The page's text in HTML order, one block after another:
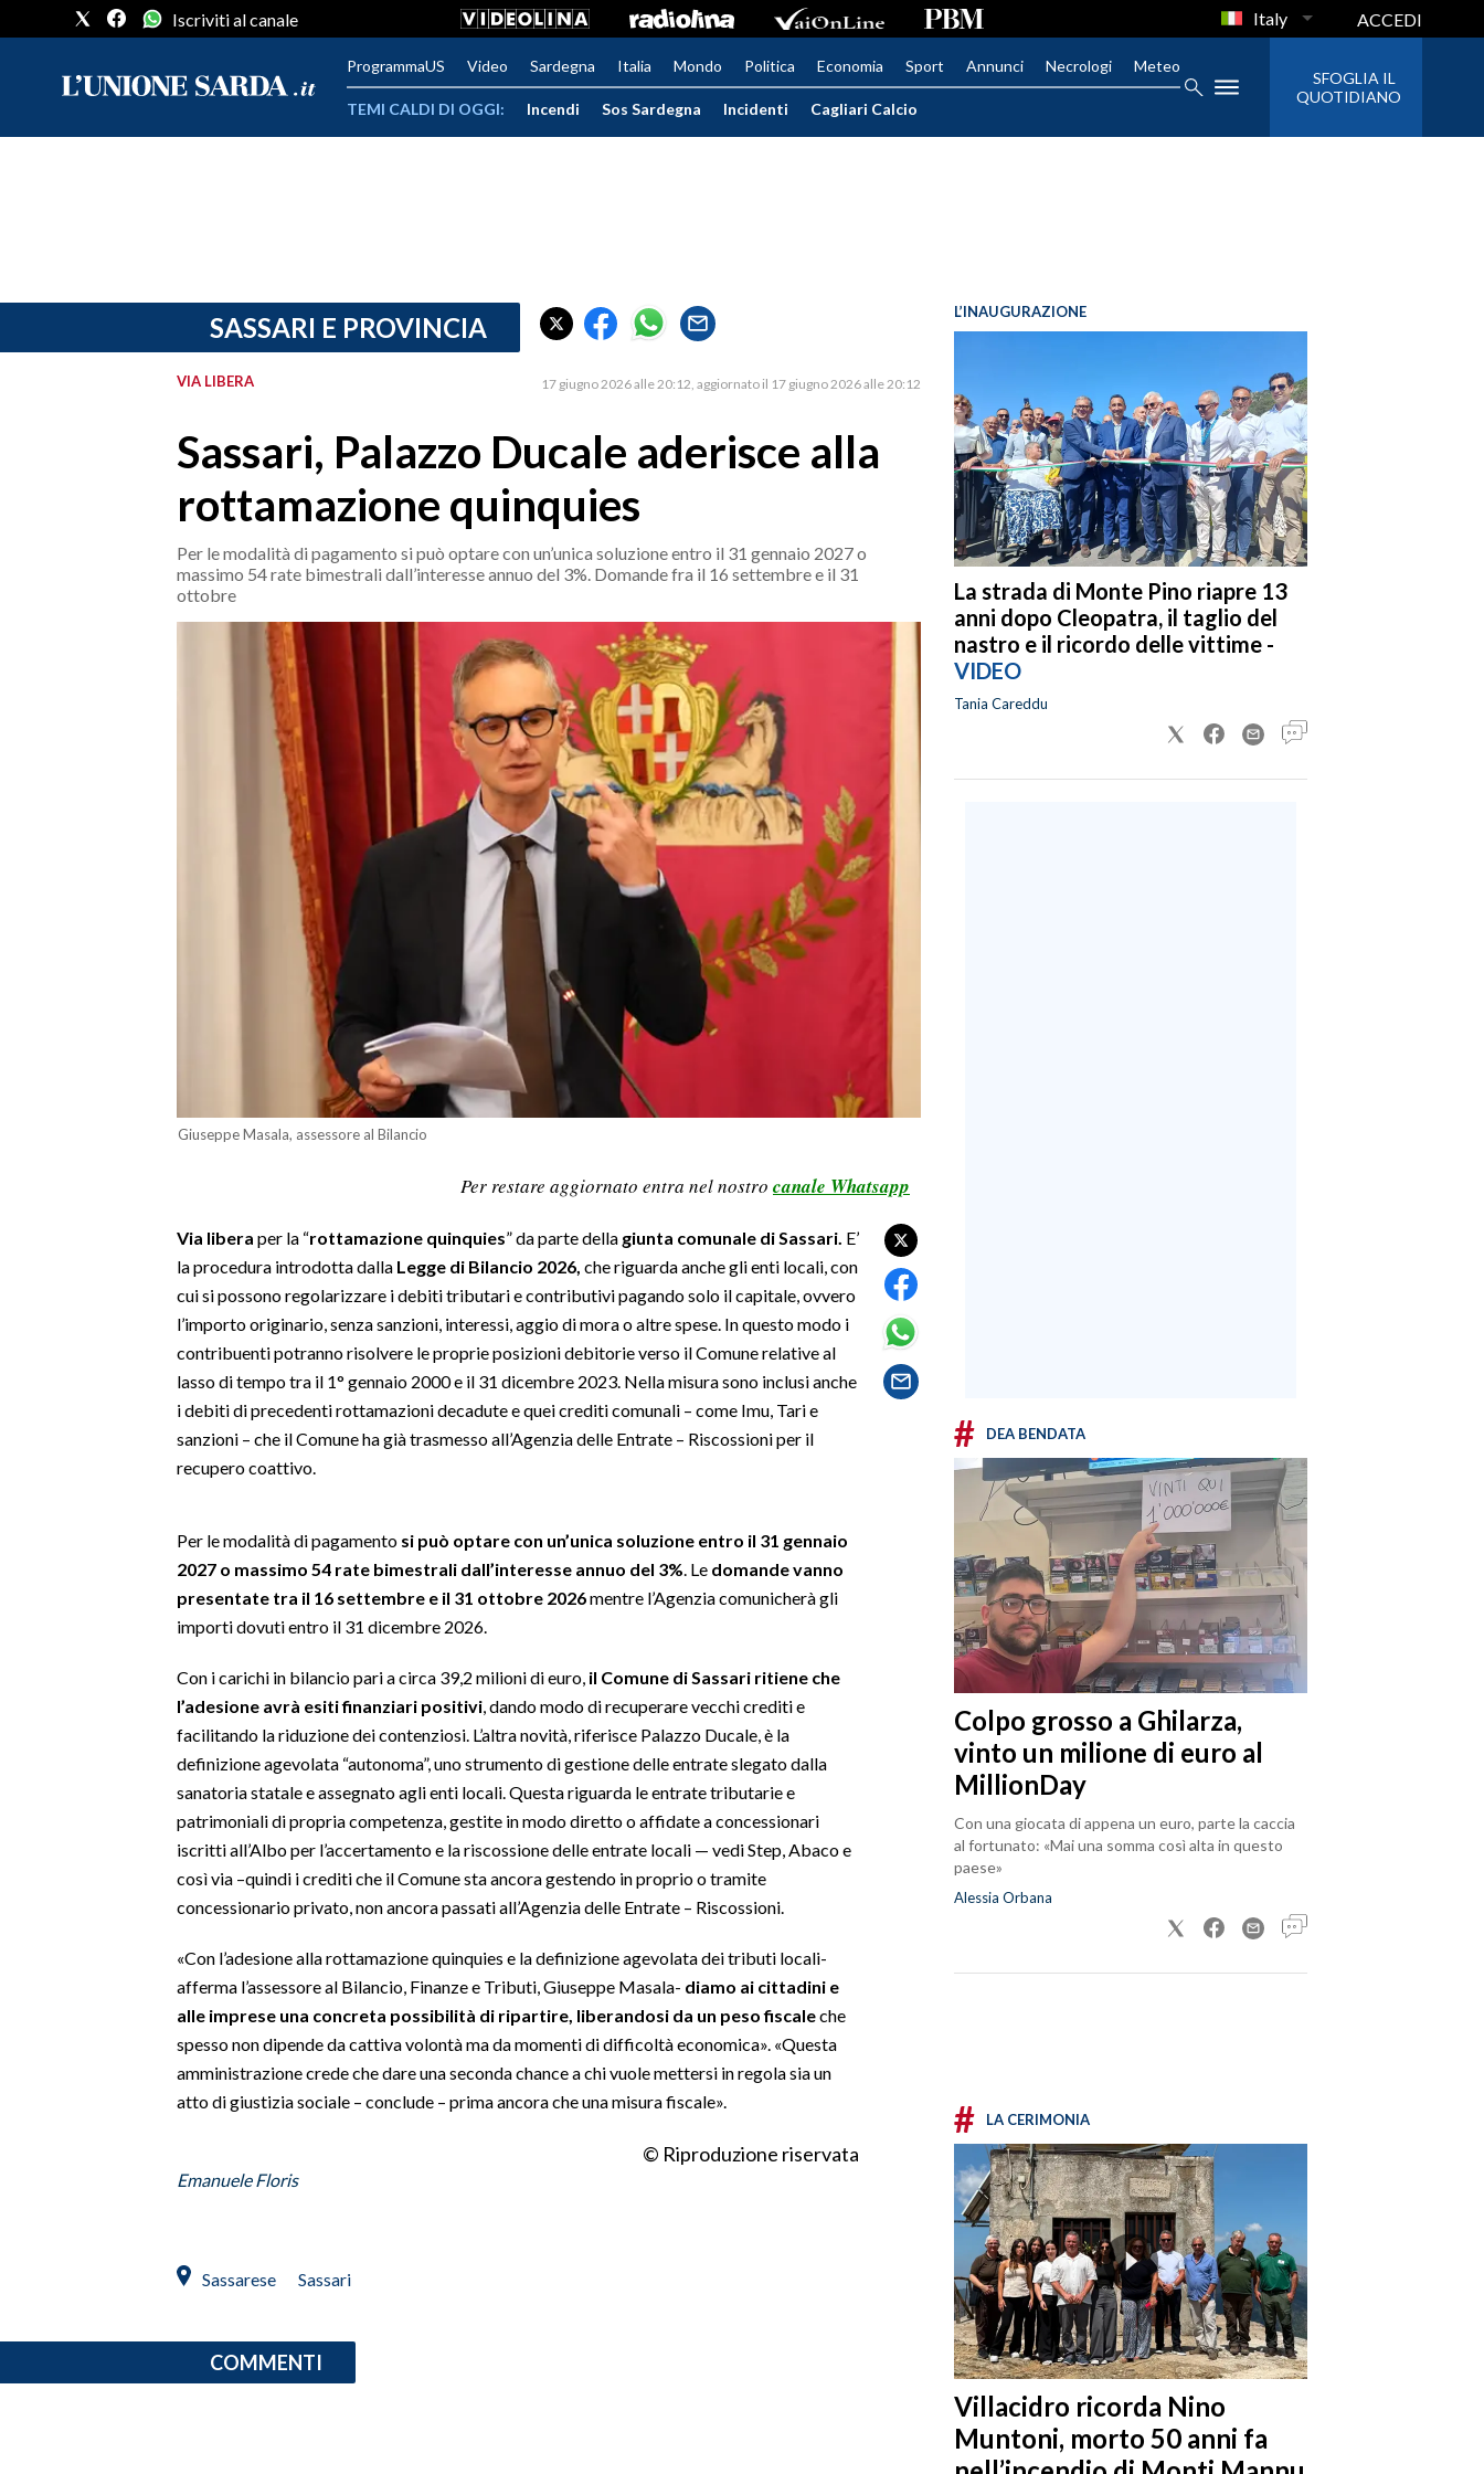
PROVINCIA DI CAGLIARI
Iscriviti al canale Italy ACCEDI
ProgrammaUS Video Sardegna Italia Mondo Politica Economia Sport Annunci Necrologi Meteo
TEMI CALDI DI OGGI: Incendi Sos Sardegna Incidenti Cagliari Calcio
SFOGLIA IL
QUOTIDIANO
SASSARI E PROVINCIA
VIA LIBERA 17 giugno 2026 alle 20:12 aggiornato il 17 giugno 2026 alle 20:12
Sassari, Palazzo Ducale aderisce alla
rottamazione quinquies
Per le modalità di pagamento si può optare con un’unica soluzione entro il 31 gennaio 2027 o
massimo 54 rate bimestrali dall’interesse annuo del 3%. Domande fra il 16 settembre e il 31
ottobre
Giuseppe Masala, assessore al Bilancio
Per restare aggiornato entra nel nostro canale Whatsapp
Via libera per la “rottamazione quinquies” da parte della giunta comunale di Sassari. E’
la procedura introdotta dalla Legge di Bilancio 2026, che riguarda anche gli enti locali, con
cui si possono regolarizzare i debiti tributari e contributivi pagando solo il capitale, ovvero
l’importo originario, senza sanzioni, interessi, aggio di mora o altre spese. In questo modo i
contribuenti potranno risolvere le proprie posizioni debitorie verso il Comune relative al
lasso di tempo tra il 1° gennaio 2000 e il 31 dicembre 2023. Nella misura sono inclusi anche
i debiti di precedenti rottamazioni decadute e quei crediti comunali – come Imu, Tari e
sanzioni – che il Comune ha già trasmesso all’Agenzia delle Entrate – Riscossioni per il
recupero coattivo.
Per le modalità di pagamento si può optare con un’unica soluzione entro il 31 gennaio
2027 o massimo 54 rate bimestrali dall’interesse annuo del 3%. Le domande vanno
presentate tra il 16 settembre e il 31 ottobre 2026mentre l’Agenzia comunicherà gli
importi dovuti entro il 31 dicembre 2026.
Con i carichi in bilancio pari a circa 39,2 milioni di euro, il Comune di Sassari ritiene che
l’adesione avrà esiti finanziari positivi, dando modo di recuperare vecchi crediti e
facilitando la riduzione dei contenziosi. L’altra novità, riferisce Palazzo Ducale, è la
definizione agevolata “autonoma”, uno strumento di gestione delle entrate slegato dalla
sanatoria statale e assegnato agli enti locali. Questa riguarda le entrate tributarie e
patrimoniali di propria competenza, gestite in modo diretto o affidate a concessionari
iscritti all’Albo per l’accertamento e la riscossione delle entrate locali — vedi Step, Abaco e
così via –quindi i crediti che il Comune sta ancora gestendo in proprio o tramite
concessionario privato, non ancora passati all’Agenzia delle Entrate – Riscossioni.
«Con l’adesione alla rottamazione quinquies e la definizione agevolata dei tributi locali-
afferma l’assessore al Bilancio, Finanze e Tributi, Giuseppe Masala- diamo ai cittadini e
alle imprese una concreta possibilità di ripartire, liberandosi da un peso fiscaleche
spesso non dipende da cattiva volontà ma da momenti di difficoltà economica». «Questa
amministrazione crede che dare una seconda chance a chi vuole mettersi in regola sia un
atto di giustizia sociale – conclude – prima ancora che una misura fiscale».
© Riproduzione riservata
Emanuele Floris
Sassarese Sassari
COMMENTI
L’INAUGURAZIONE
La strada di Monte Pino riapre 13
anni dopo Cleopatra, il taglio del
nastro e il ricordo delle vittime -
VIDEO
Tania Careddu
# DEA BENDATA
Colpo grosso a Ghilarza,
vinto un milione di euro al
MillionDay
Con una giocata di appena un euro, parte la caccia
al fortunato: «Mai una somma così alta in questo
paese»
Alessia Orbana
# LA CERIMONIA
Villacidro ricorda Nino
Muntoni, morto 50 anni fa